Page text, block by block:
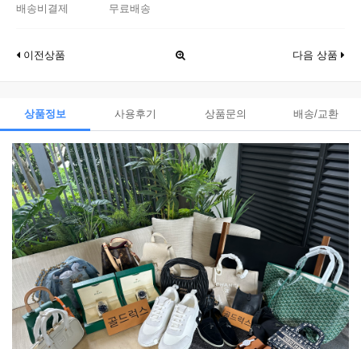
배송비결제
무료배송
이전상품 다음 상품
상품정보 사용후기 상품문의 배송/교환